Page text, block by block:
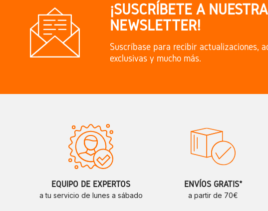
¡SUSCRÍBETE A NUESTRA
NEWSLETTER!
Suscríbase para recibir actualizaciones,
exclusivas y mucho más.
EQUIPO DE EXPERTOS
a tu servicio de lunes a sábado
ENVÍOS GRATIS*
a partir de 70€